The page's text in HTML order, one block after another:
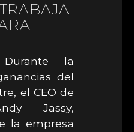
Durante la
del
el CEO de
Jassy,
la empresa